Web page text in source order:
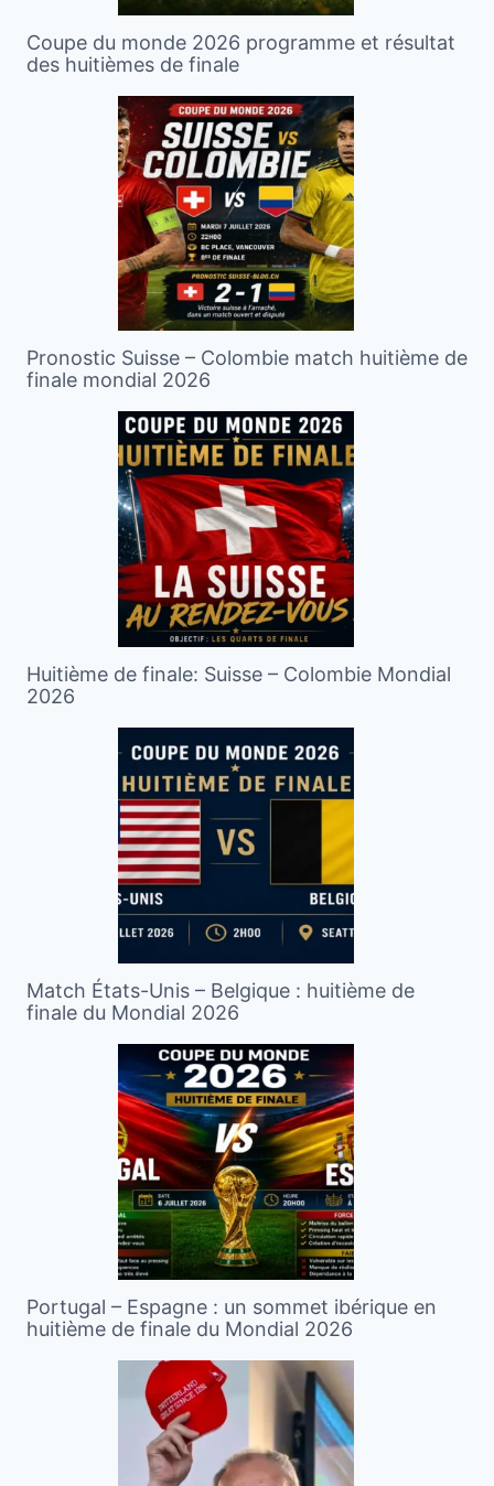
Coupe du monde 2026 programme et résultat
des huitièmes de finale
Pronostic Suisse – Colombie match huitième de
finale mondial 2026
Huitième de finale: Suisse – Colombie Mondial
2026
Match États-Unis – Belgique : huitième de
finale du Mondial 2026
Portugal – Espagne : un sommet ibérique en
huitième de finale du Mondial 2026